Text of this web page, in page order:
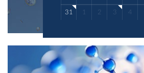
31 1 2 3 4